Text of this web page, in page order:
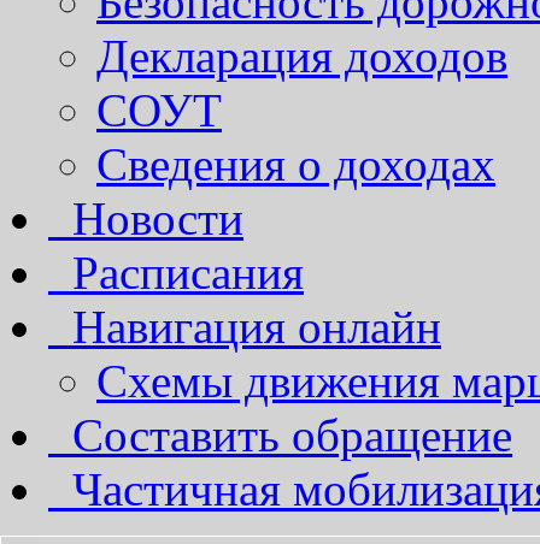
Декларация доходов
СОУТ
Сведения о доходах
Новости
Расписания
Навигация онлайн
Схемы движения
Составить обращение
Частичная